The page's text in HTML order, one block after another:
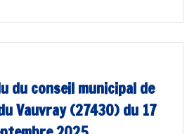
du conseil municipal de
Vauvray (27430) du 17